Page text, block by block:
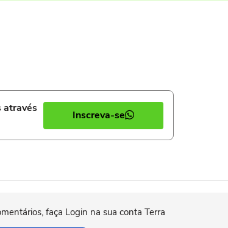
através
Inscreva-se
faça Login na sua conta Terra